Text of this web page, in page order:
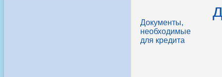
Документы,
необходимые
для кредита